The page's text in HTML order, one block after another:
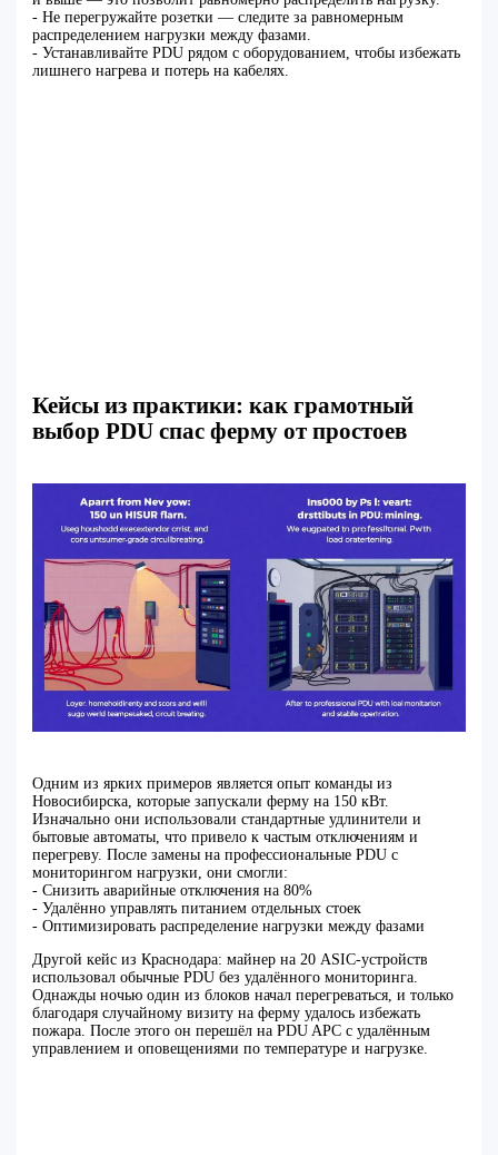
- Не перегружайте розетки — следите за равномерным
распределением нагрузки между фазами.
- Устанавливайте PDU рядом с оборудованием, чтобы избежать
лишнего нагрева и потерь на кабелях.
Кейсы из практики: как грамотный
выбор PDU спас ферму от простоев
Одним из ярких примеров является опыт команды из
Новосибирска, которые запускали ферму на 150 кВт.
Изначально они использовали стандартные удлинители и
бытовые автоматы, что привело к частым отключениям и
перегреву. После замены на профессиональные PDU с
мониторингом нагрузки, они смогли:
- Снизить аварийные отключения на 80%
- Удалённо управлять питанием отдельных стоек
- Оптимизировать распределение нагрузки между фазами
Другой кейс из Краснодара: майнер на 20 ASIC-устройств
использовал обычные PDU без удалённого мониторинга.
Однажды ночью один из блоков начал перегреваться, и только
благодаря случайному визиту на ферму удалось избежать
пожара. После этого он перешёл на PDU APC с удалённым
управлением и оповещениями по температуре и нагрузке.